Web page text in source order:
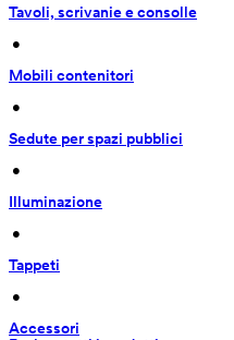
Tavoli, scrivanie e consolle
•
Mobili contenitori
•
Sedute per spazi pubblici
•
Illuminazione
•
Tappeti
•
Accessori